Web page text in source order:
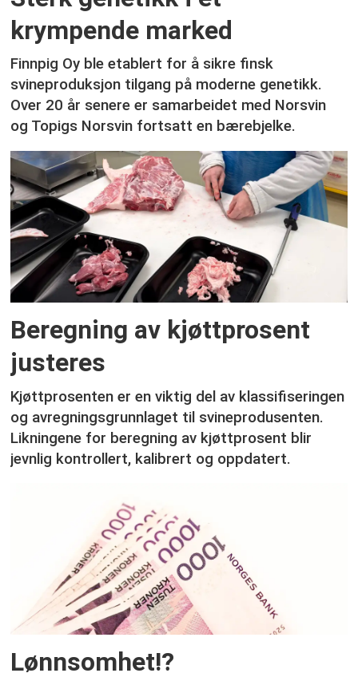
krympende marked
Finnpig Oy ble etablert for å sikre finsk
svineproduksjon tilgang på moderne genetikk.
Over 20 år senere er samarbeidet med Norsvin
og Topigs Norsvin fortsatt en bærebjelke.
Beregning av kjøttprosent
justeres
Kjøttprosenten er en viktig del av klassifiseringen
og avregningsgrunnlaget til svineprodusenten.
Likningene for beregning av kjøttprosent blir
jevnlig kontrollert, kalibrert og oppdatert.
Lønnsomhet!?